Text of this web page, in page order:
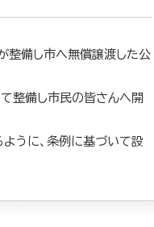
整備し市へ無償譲渡した公
て整備し市民の皆さんへ開
うに、条例に基づいて設